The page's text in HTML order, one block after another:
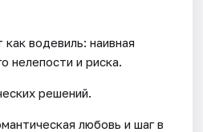
водевиль: наивная
нелепости и риска.
решений.
любовь и шаг в